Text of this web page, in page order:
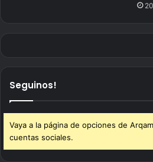
Seguinos!
Vaya a la página de opciones de
cuentas sociales.